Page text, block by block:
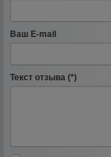
Ваш E-mail
Текст отзыва (*)